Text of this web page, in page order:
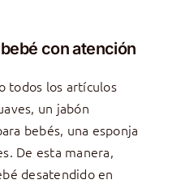
con atención
todos los artículos
un jabón
bebés, una esponja
De esta manera,
desatendido en